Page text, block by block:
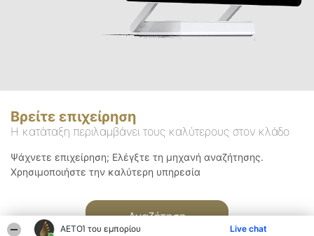
ΑΕΤΟΊ του εμπορίου Live chat
Βρείτε επιχείρηση
Η κατάταξη περιλαμβάνει τους καλύτερους στον κλάδο
Ψάχνετε επιχείρηση; Ελέγξτε τη μηχανή αναζήτησης.
Χρησιμοποιήστε την καλύτερη υπηρεσία
Αναζήτηση